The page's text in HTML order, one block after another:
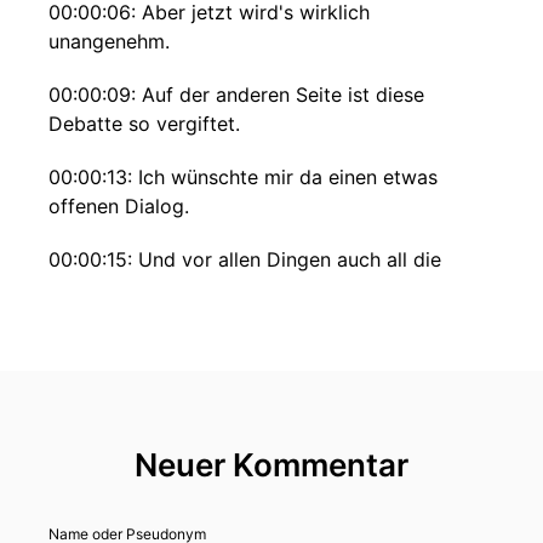
00:00:06: Aber jetzt wird's wirklich
unangenehm.
00:00:09: Auf der anderen Seite ist diese
Debatte so vergiftet.
00:00:13: Ich wünschte mir da einen etwas
offenen Dialog.
00:00:15: Und vor allen Dingen auch all die
Dialog holt und mal auch fragt, wovor hast du
denn Angst?
00:00:40: Herzlich willkommen bei Talk mit K,
Neuer Kommentar
Name oder Pseudonym